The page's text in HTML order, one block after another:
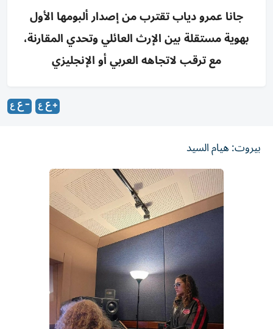
جانا عمرو دياب تقترب من إصدار ألبومها الأول
بهوية مستقلة بين الإرث العائلي وتحدي المقارنة،
مع ترقب لاتجاهه العربي أو الإنجليزي
بيروت: هيام السيد